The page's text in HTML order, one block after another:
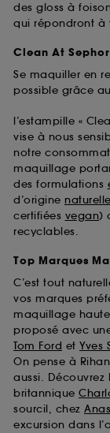
des gloss à
qui répondront à
Clean At
Se maquiller en
possible grâce
l’estampille «
vise à nous
notre
maquillage
des formulations
d’origine naturelle
certifiées vegan)
recyclables.
Top Marques
C’est tout
vos marques
maquillage
proposé avec
Tom Ford et Yves
On pense à
aussi.
britannique
sourcil, chez
excursion dans